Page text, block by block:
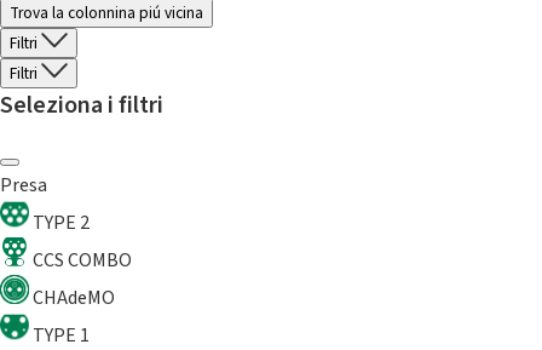
Trova la colonnina piú vicina
Filtri
Filtri
Seleziona i filtri
Presa
TYPE 2
CCS COMBO
CHAdeMO
TYPE 1